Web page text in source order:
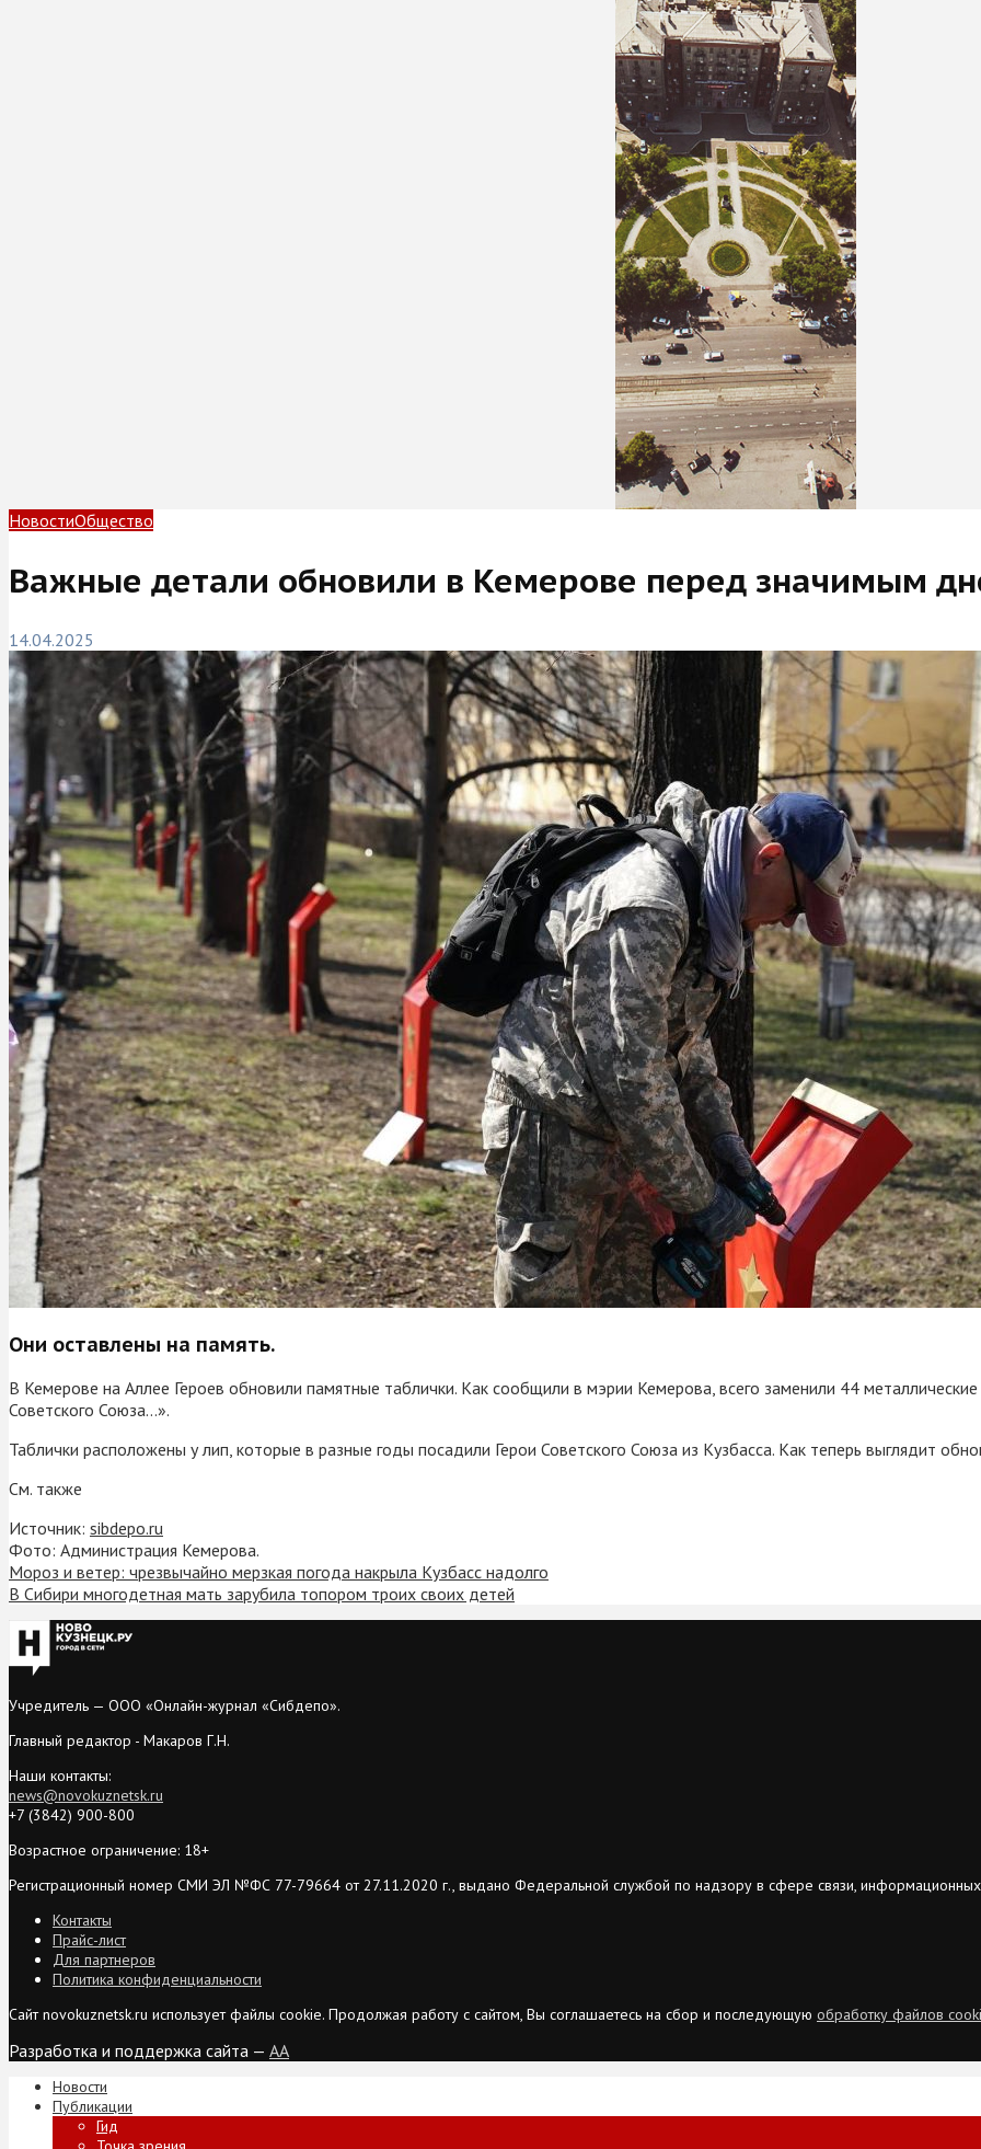
НовостиОбщество
Важные детали обновили в Кемерове перед значимым
14.04.2025
Они оставлены на память.
В Кемерове на Аллее Героев обновили памятные таблички. Как сообщили в мэрии Кемерова, всего заменили 44
Советского Союза…».
Таблички расположены у лип, которые в разные годы посадили Герои Советского Союза из Кузбасса. Как теперь выглядит
См. также
Источник: sibdepo.ru
Фото: Администрация Кемерова.
Мороз и ветер: чрезвычайно мерзкая погода накрыла Кузбасс надолго
В Сибири многодетная мать зарубила топором троих своих детей
Учредитель — ООО «Онлайн-журнал «Сибдепо».
Главный редактор - Макаров Г.Н.
Наши контакты:
news@novokuznetsk.ru
+7 (3842) 900-800
Возрастное ограничение: 18+
Регистрационный номер СМИ ЭЛ №ФС 77-79664 от 27.11.2020 г., выдано Федеральной службой по надзору в сфере связи, информационных
Контакты
Прайс-лист
Для партнеров
Политика конфиденциальности
Сайт novokuznetsk.ru использует файлы cookie. Продолжая работу с сайтом, Вы соглашаетесь на сбор и последующую обработку файлов
Разработка и поддержка сайта — AA
Новости
Публикации
Гид